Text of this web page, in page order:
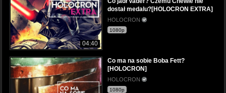
04:40
dostał medalu?[HOLOCRON EXTRA]
HOLOCRON
1080p
Co ma na sobie Boba Fett?
[HOLOCRON]
HOLOCRON
1080p